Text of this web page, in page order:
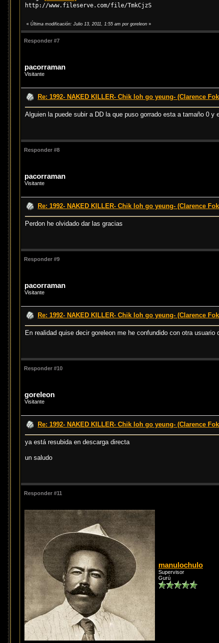
http://www.fileserve.com/file/TmkCjzS
« Última modificación: Julio 13, 2011, 1:55 am por goreleon »
Responder #7
pacorraman
Visitante
Re: 1992- NAKED KILLER- Chik loh go yeung- (Clarence
Alguien la puede subir a DD la que puso gorrado esta a tamaño 0 y
Responder #8
pacorraman
Visitante
Re: 1992- NAKED KILLER- Chik loh go yeung- (Clarence
Perdon he olvidado dar las gracias
Responder #9
pacorraman
Visitante
Re: 1992- NAKED KILLER- Chik loh go yeung- (Clarence
En realidad quise decir goreleon me he confundido con otra usuario
Responder #10
goreleon
Visitante
Re: 1992- NAKED KILLER- Chik loh go yeung- (Clarence
ya está resubida en descarga directa
un saludo
Responder #11
manulochulo
Supervisor
Gurú